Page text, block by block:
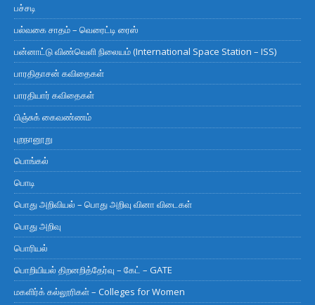
பச்சடி
பல்வகை சாதம் – வெரைட்டி ரைஸ்
பன்னாட்டு விண்வெளி நிலையம் (International Space Station – ISS)
பாரதிதாசன் கவிதைகள்
பாரதியார் கவிதைகள்
பிஞ்சுக் கைவண்ணம்
புறநானூறு
பொங்கல்
பொடி
பொது அறிவியல் – பொது அறிவு வினா விடைகள்
பொது அறிவு
பொரியல்
பொறியியல் திறனறித்தேர்வு – கேட் – GATE
மகளிர்க் கல்லூரிகள் – Colleges for Women